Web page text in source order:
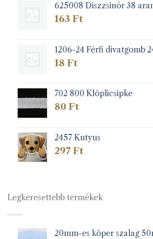
625008 Diszzsinór 38
163 Ft
1206-24 Férfi divatgomb
18 Ft
702 800 Klöplicsipke
80 Ft
2457 Kutyus
297 Ft
Legkeresettebb termékek
20mm-es köper szalag